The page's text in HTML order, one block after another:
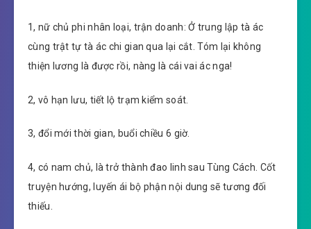
1, nữ chủ phi nhân loại, trận doanh: Ở trung lập tà ác
cùng trật tự tà ác chi gian qua lại cắt. Tóm lại không
thiện lương là được rồi, nàng là cái vai ác nga!
2, vô hạn lưu, tiết lộ trạm kiểm soát.
3, đổi mới thời gian, buổi chiều 6 giờ.
4, có nam chủ, là trở thành đao linh sau Tùng Cách. Cốt
truyện hướng, luyến ái bộ phận nội dung sẽ tương đối
thiếu.